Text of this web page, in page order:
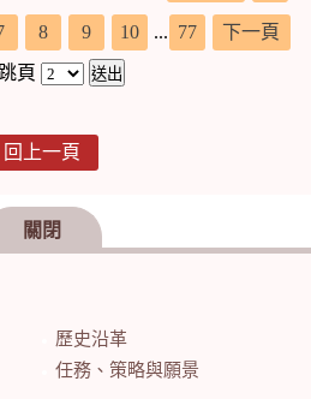
8 9 10 ... 77
下一頁
頁
回上一頁
關閉
歷史沿革
任務、策略與願景